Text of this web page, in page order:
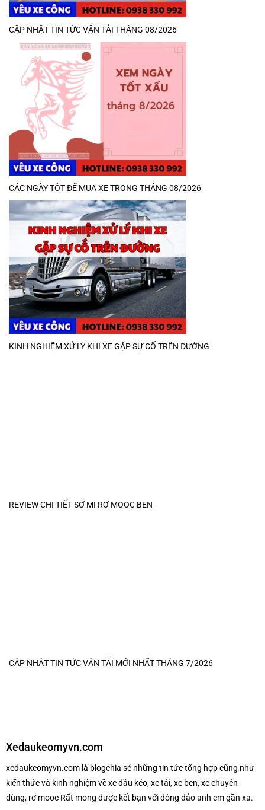
CẬP NHẬT TIN TỨC VẬN TẢI THÁNG 08/2026
CÁC NGÀY TỐT ĐỂ MUA XE TRONG THÁNG 08/2026
KINH NGHIỆM XỬ LÝ KHI XE GẶP SỰ CỐ TRÊN ĐƯỜNG
REVIEW CHI TIẾT SƠ MI RƠ MOOC BEN
CẬP NHẬT TIN TỨC VẬN TẢI MỚI NHẤT THÁNG 7/2026
Xedaukeomyvn.com
xedaukeomyvn.com là blogchia sẻ những tin tức tổng hợp cũng như
kiến thức và kinh nghiệm về xe đầu kéo, xe tải, xe ben, xe chuyên
dùng, rơ mooc Rất mong được kết bạn với đông đảo anh em gần xa.